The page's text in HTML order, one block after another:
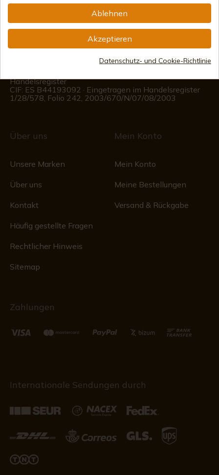
Montag bis Freitag von 09:00 bis 15:00 Uhr
Handelsregister
CIF: ES B44193092 · Eingetragen im Handelsregister
1/28/578, Folio 242, 2003/670/N/07/08/2003
Über uns
Unsere Marken
Über uns
Kontakt
Häufig gestellte Fragen
Rechtlicher Hinweis
Sitemap
Mein Konto
Mein Konto
Meine Bestellungen
Versand & Rückgabe
Zahlungen
Internationale Sendungen durch
Ablehnen
Akzeptieren
Datenschutz- und Cookie-Richtlinie